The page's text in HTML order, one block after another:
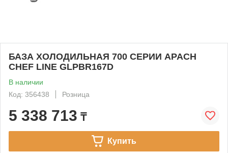
БАЗА ХОЛОДИЛЬНАЯ 700 СЕРИИ APACH
CHEF LINE GLPBR167D
В наличии
Код: 356438
Розница
5 338 713 ₸
Купить